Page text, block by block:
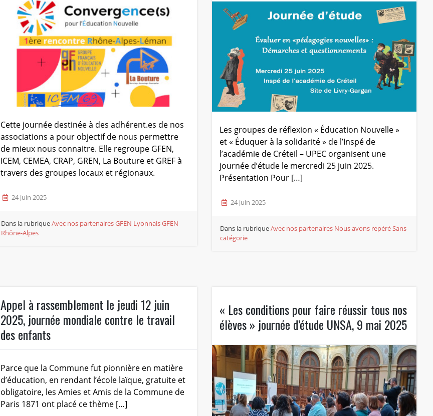
Cette journée destinée à des adhérent.es de nos
associations a pour objectif de nous permettre
de mieux nous connaitre. Elle regroupe GFEN,
ICEM, CEMEA, CRAP, GREN, La Bouture et GREF à
travers des groupes locaux et régionaux.
24 juin 2025
Dans la rubriqueAvec nos partenairesGFEN LyonnaisGFEN
Rhône-Alpes
Les groupes de réflexion « Éducation Nouvelle »
et « Éduquer à la solidarité » de l’Inspé de
l’académie de Créteil – UPEC organisent une
journée d’étude le mercredi 25 juin 2025.
Présentation Pour […]
24 juin 2025
Dans la rubriqueAvec nos partenaires Nous avons repéréSans
catégorie
Appel à rassemblement le jeudi 12 juin
2025, journée mondiale contre le travail
des enfants
Parce que la Commune fut pionnière en matière
d’éducation, en rendant l’école laïque, gratuite et
obligatoire, les Amies et Amis de la Commune de
Paris 1871 ont placé ce thème […]
« Les conditions pour faire réussir tous nos
élèves » journée d’étude UNSA, 9 mai 2025